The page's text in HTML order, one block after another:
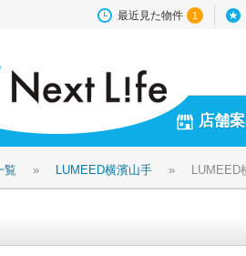
最近見た物件 1
店舗
覧 » LUMEED横濱山手 » LUMEED